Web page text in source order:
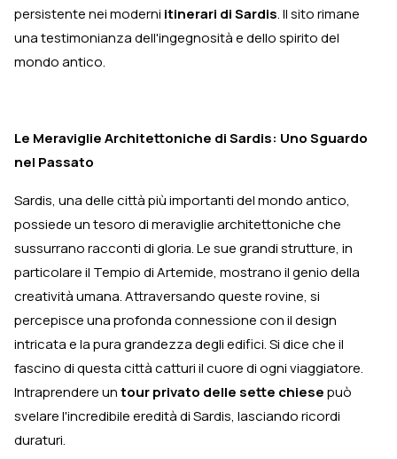
persistente nei moderni itinerari di Sardis. Il sito rimane
una testimonianza dell'ingegnosità e dello spirito del
mondo antico.
Le Meraviglie Architettoniche di Sardis: Uno Sguardo
nel Passato
Sardis, una delle città più importanti del mondo antico,
possiede un tesoro di meraviglie architettoniche che
sussurrano racconti di gloria. Le sue grandi strutture, in
particolare il Tempio di Artemide, mostrano il genio della
creatività umana. Attraversando queste rovine, si
percepisce una profonda connessione con il design
intricata e la pura grandezza degli edifici. Si dice che il
fascino di questa città catturi il cuore di ogni viaggiatore.
Intraprendere untour privato delle sette chiesepuò
svelare l'incredibile eredità di Sardis, lasciando ricordi
duraturi.